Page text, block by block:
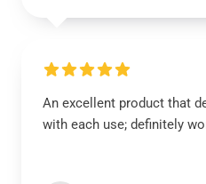
An excellent product that
with each use; definitely